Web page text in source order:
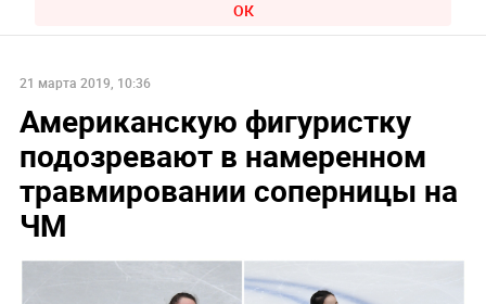
ОК
21 марта 2019, 10:36
Американскую фигуристку
подозревают в намеренном
травмировании соперницы на
ЧМ